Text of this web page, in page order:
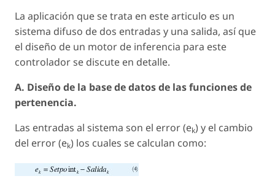
La aplicación que se trata en este articulo es un
sistema difuso de dos entradas y una salida, así que
el diseño de un motor de inferencia para este
controlador se discute en detalle.
A. Diseño de la base de datos de las funciones de
pertenencia.
Las entradas al sistema son el error (ek) y el cambio
del error (ek) los cuales se calculan como: